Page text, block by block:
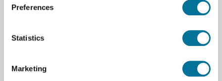
Preferences
Statistics
Marketing
2 Lungenflügel
Leber mit Gallenblase